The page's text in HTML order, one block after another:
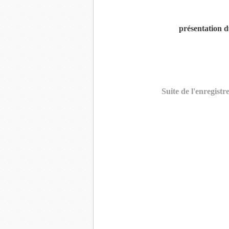
présentation
Suite de